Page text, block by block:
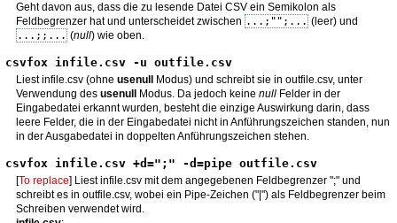
Geht davon aus, dass die zu lesende Datei CSV ein Semikolon als
Feldbegrenzer hat und unterscheidet zwischen ...;"";... (leer) und
...;;... (null) wie oben.
csvfox infile.csv -u outfile.csv
Liest infile.csv (ohne usenull
Modus) und schreibt sie in outfile.csv, unter
Verwendung des usenull Modus. Da jedoch keine null Felder in der
Eingabedatei erkannt wurden, besteht die einzige Auswirkung darin, dass
leere Felder, die in der Eingabedatei nicht in Anführungszeichen standen, nun
in der Ausgabedatei in doppelten Anführungszeichen stehen.
csvfox infile.csv +d=";" -d=pipe outfile.csv
[To replace] Liest infile.csv mit dem angegebenen Feldbegrenzer ";" und
schreibt es in outfile.csv, wobei ein Pipe-Zeichen ("|") als Feldbegrenzer beim
Schreiben verwendet wird.